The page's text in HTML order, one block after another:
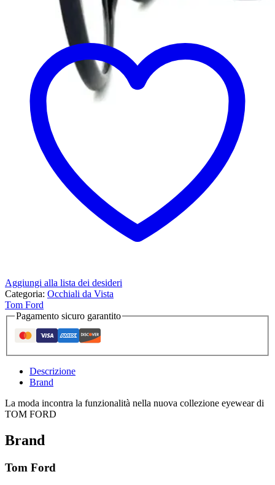
Aggiungi alla lista dei desideri
Categoria: Occhiali da Vista
Tom Ford
Pagamento sicuro garantito
Descrizione
Brand
La moda incontra la funzionalità nella nuova collezione eyewear di
TOM FORD
Brand
Tom Ford